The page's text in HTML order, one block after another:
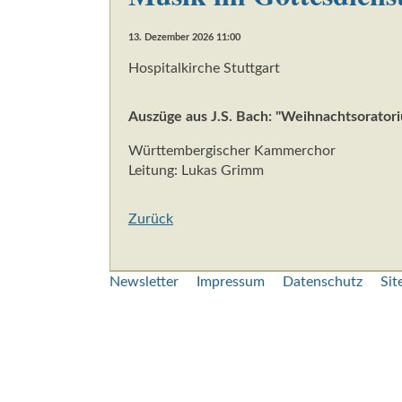
13. Dezember 2026 11:00
Hospitalkirche Stuttgart
Auszüge aus J.S. Bach:
Württembergischer Kammerchor
Leitung: Lukas Grimm
Zurück
Navigation
Newsletter Impressum Datenschutz